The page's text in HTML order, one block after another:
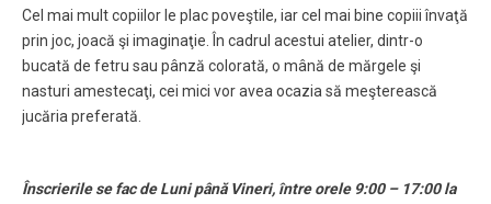
Cel mai mult copiilor le plac poveştile, iar cel mai bine copiii învaţă
prin joc, joacă şi imaginaţie. În cadrul acestui atelier, dintr-o
bucată de fetru sau pânză colorată, o mână de mărgele şi
nasturi amestecaţi, cei mici vor avea ocazia să meşterească
jucăria preferată.
Înscrierile se fac de Luni până Vineri, între orele 9:00 – 17:00 la